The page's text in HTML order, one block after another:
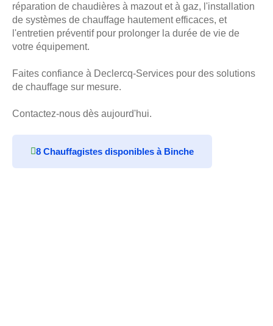
réparation de chaudières à mazout et à gaz, l'installation
de systèmes de chauffage hautement efficaces, et
l'entretien préventif pour prolonger la durée de vie de
votre équipement.
Faites confiance à Declercq-Services pour des solutions
de chauffage sur mesure.
Contactez-nous dès aujourd'hui.
8 Chauffagistes disponibles à Binche